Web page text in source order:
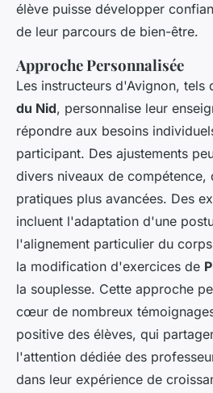
élève puisse développer
de leur parcours de bien-être.
Approche Personnalisée
Les instructeurs d'Avignon, tels
du Nid, personnalise leur
répondre aux besoins
participant. Des ajustements
divers niveaux de compétence,
pratiques plus avancées. Des
incluent l'adaptation d'une
l'alignement particulier du
la modification d'exercices de
la souplesse. Cette approche
cœur de nombreux
positive des élèves, qui
l'attention dédiée des
dans leur expérience de